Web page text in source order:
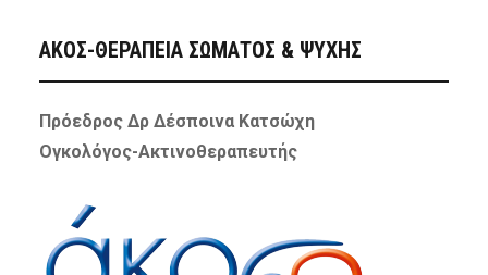
ΑΚΟΣ-ΘΕΡΑΠΕΙΑ ΣΩΜΑΤΟΣ & ΨΥΧΗΣ
Πρόεδρος Δρ Δέσποινα Κατσώχη
Ογκολόγος-Ακτινοθεραπευτής